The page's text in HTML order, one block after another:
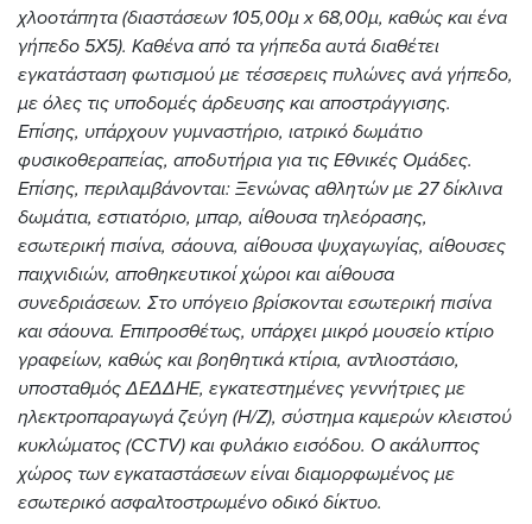
χλοοτάπητα (διαστάσεων 105,00μ x 68,00μ, καθώς και ένα
γήπεδο 5Χ5). Καθένα από τα γήπεδα αυτά διαθέτει
εγκατάσταση φωτισμού με τέσσερεις πυλώνες ανά γήπεδο,
με όλες τις υποδομές άρδευσης και αποστράγγισης.
Επίσης, υπάρχουν γυμναστήριο, ιατρικό δωμάτιο
φυσικοθεραπείας, αποδυτήρια για τις Εθνικές Ομάδες.
Επίσης, περιλαμβάνονται: Ξενώνας αθλητών με 27 δίκλινα
δωμάτια, εστιατόριο, μπαρ, αίθουσα τηλεόρασης,
εσωτερική πισίνα, σάουνα, αίθουσα ψυχαγωγίας, αίθουσες
παιχνιδιών, αποθηκευτικοί χώροι και αίθουσα
συνεδριάσεων. Στο υπόγειο βρίσκονται εσωτερική πισίνα
και σάουνα. Επιπροσθέτως, υπάρχει μικρό μουσείο κτίριο
γραφείων, καθώς και βοηθητικά κτίρια, αντλιοστάσιο,
υποσταθμός ΔΕΔΔΗΕ, εγκατεστημένες γεννήτριες με
ηλεκτροπαραγωγά ζεύγη (Η/Ζ), σύστημα καμερών κλειστού
κυκλώματος (CCTV) και φυλάκιο εισόδου. Ο ακάλυπτος
χώρος των εγκαταστάσεων είναι διαμορφωμένος με
εσωτερικό ασφαλτοστρωμένο οδικό δίκτυο.